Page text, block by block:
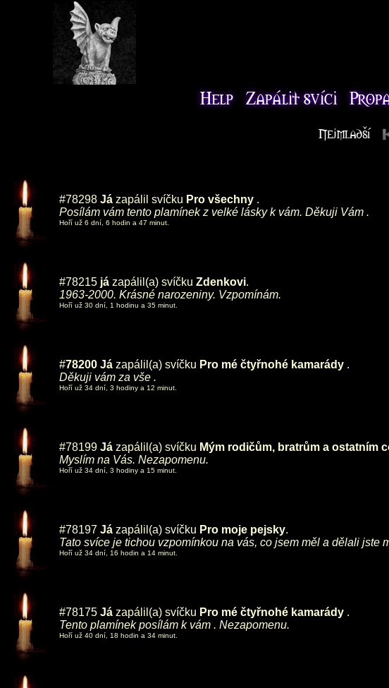
#78298 Já zapálil svíčku Pro všechny .
Posílám vám tento plamínek z velké lásky k vám. Děkuji Vám .
Hoří už 6 dní, 6 hodin a 47 minut.
#78215 já zapálil(a) svíčku Zdenkovi.
1963-2000. Krásné narozeniny. Vzpomínám.
Hoří už 30 dní, 1 hodinu a 35 minut.
#78200 Já zapálil(a) svíčku Pro mé čtyřnohé kamarády .
Děkuji vám za vše .
Hoří už 34 dní, 3 hodiny a 12 minut.
#78199 Já zapálil(a) svíčku Mým rodičům, bratrům a ostatním
Myslím na Vás. Nezapomenu.
Hoří už 34 dní, 3 hodiny a 15 minut.
#78197 Já zapálil(a) svíčku Pro moje pejsky.
Tato svíce je tichou vzpomínkou na vás, co jsem měl a dělali
Hoří už 34 dní, 16 hodin a 14 minut.
#78175 Já zapálil(a) svíčku Pro mé čtyřnohé kamarády .
Tento plamínek posílám k vám . Nezapomenu.
Hoří už 40 dní, 18 hodin a 34 minut.